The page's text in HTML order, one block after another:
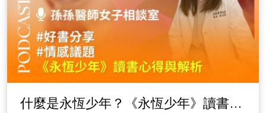
什麼是永恆少年？《永恆少年》讀書心